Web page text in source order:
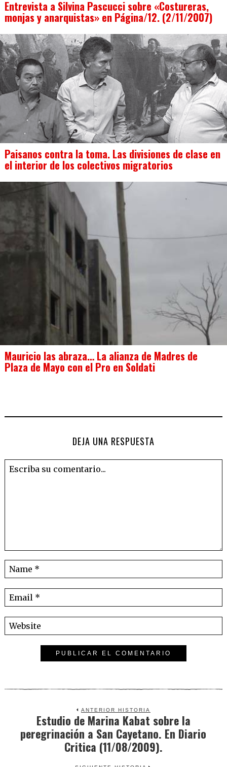
Entrevista a Silvina Pascucci sobre «Costureras,
monjas y anarquistas» en Página/12. (2/11/2007)
Paisanos contra la toma. Las divisiones de clase en
el interior de los colectivos migratorios
Mauricio las abraza… La alianza de Madres de
Plaza de Mayo con el Pro en Soldati
DEJA UNA RESPUESTA
ANTERIOR HISTORIA
Previous
post:
Estudio de Marina Kabat sobre la
peregrinación a San Cayetano. En Diario
Critica (11/08/2009).